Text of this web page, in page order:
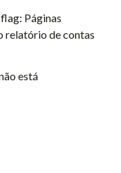
Páginas
relatório de contas
está